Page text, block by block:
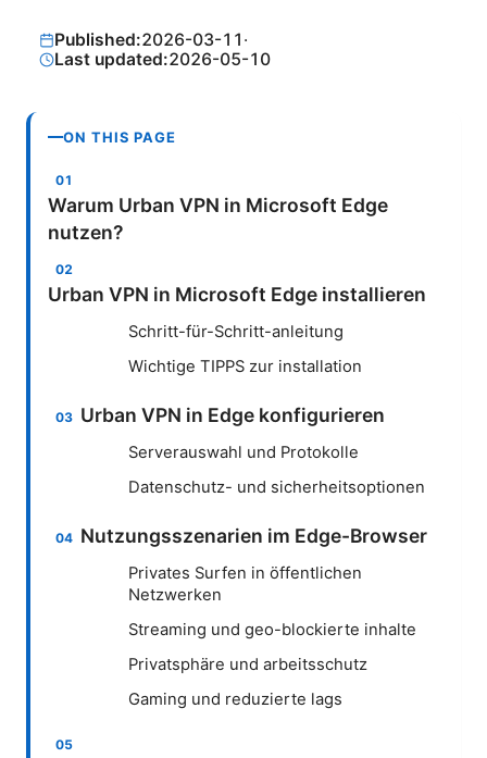
Published:2026-03-11 ·
Last updated:2026-05-10
ON THIS PAGE
Warum Urban VPN in Microsoft Edge
nutzen?
Urban VPN in Microsoft Edge installieren
Schritt-für-Schritt-anleitung
Wichtige TIPPS zur installation
Urban VPN in Edge konfigurieren
Serverauswahl und Protokolle
Datenschutz- und sicherheitsoptionen
Nutzungsszenarien im Edge-Browser
Privates Surfen in öffentlichen
Netzwerken
Streaming und geo-blockierte inhalte
Privatsphäre und arbeitsschutz
Gaming und reduzierte lags